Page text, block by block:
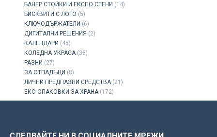
БАНЕР СТОЙКИ И ЕКСПО СТЕНИ (14)
БИСКВИТИ С ЛОГО (5)
КЛЮЧОДЪРЖАТЕЛИ (6)
ДИГИТАЛНИ РЕШЕНИЯ (2)
КАЛЕНДАРИ (45)
КОЛЕДНА УКРАСА (38)
РАЗНИ (27)
ЗА ОТПАДЪЦИ (8)
ЛИЧНИ ПРЕДПАЗНИ СРЕДСТВА (21)
ЕКО ОПАКОВКИ ЗА ХРАНА (172)